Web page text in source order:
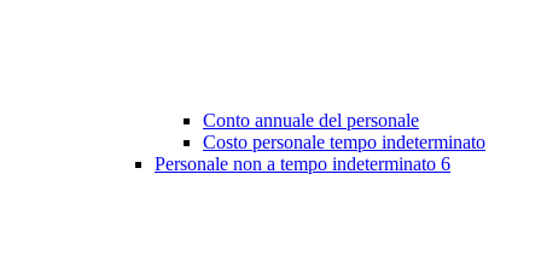
Conto annuale del personale
Costo personale tempo indeterminato
Personale non a tempo indeterminato 6